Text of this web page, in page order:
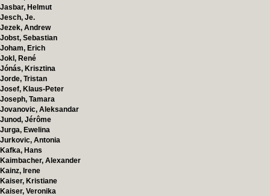
Jasbar, Helmut
Jesch, Je.
Jezek, Andrew
Jobst, Sebastian
Joham, Erich
Jokl, René
Jónás, Krisztina
Jorde, Tristan
Josef, Klaus-Peter
Joseph, Tamara
Jovanovic, Aleksandar
Junod, Jérôme
Jurga, Ewelina
Jurkovic, Antonia
Kafka, Hans
Kaimbacher, Alexander
Kainz, Irene
Kaiser, Kristiane
Kaiser, Veronika